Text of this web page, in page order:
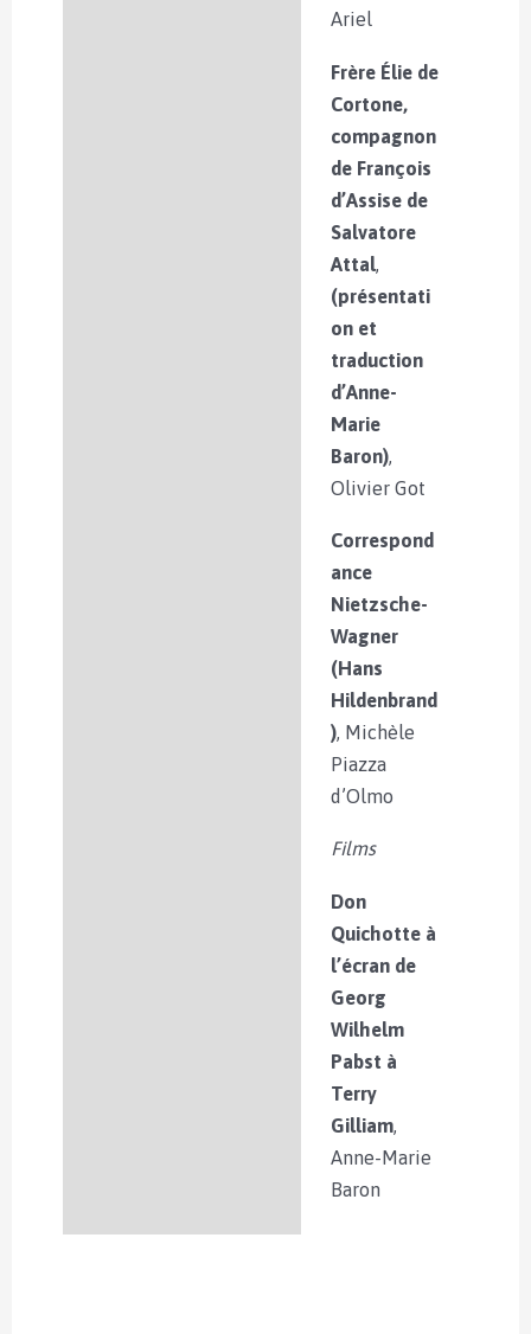
Ariel
Frère Élie de
Cortone,
compagnon
de François
d’Assise de
Salvatore
Attal
(présentati
on et
traduction
d’Anne-
Marie
Baron),
Olivier Got
Correspond
ance
Nietzsche-
Wagner
(Hans
Hildenbrand
), Michèle
Piazza
d’Olmo
Films
Don
Quichotte à
l’écran de
Georg
Wilhelm
Pabst à
Terry
Gilliam,
Anne-Marie
Baron